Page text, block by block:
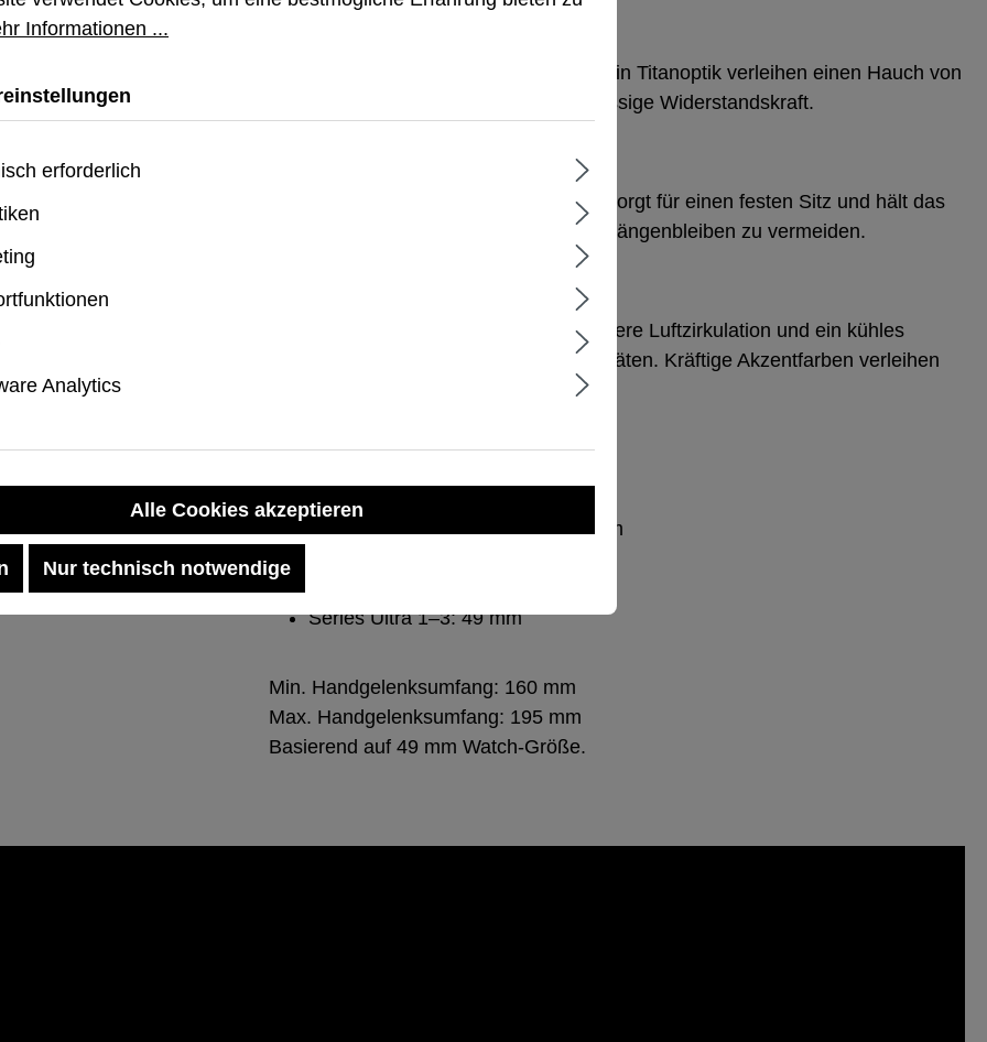
Maßgeschneiderte Edelstahl-Elemente in Titanoptik verleihen einen Hauch von
Raffinesse und bieten zugleich zuverlässige Widerstandskraft.
Der dezente Tuck-and-Pin-Verschluss sorgt für einen festen Sitz und hält das
Bandende ordentlich verstaut, um ein Hängenbleiben zu vermeiden.
Auffälliges, perforiertes Design für bessere Luftzirkulation und ein kühles
Tragegefühl selbst bei intensiven Aktivitäten. Kräftige Akzentfarben verleihen
Apple Watch Series 4–6: SE 44 mm
Series Ultra 1–3: 49 mm
Min. Handgelenksumfang: 160 mm
Max. Handgelenksumfang: 195 mm
Basierend auf 49 mm Watch-Größe.
Informationen ...
erforderlich
Analytics
Alle Cookies akzeptieren
Nur technisch notwendige